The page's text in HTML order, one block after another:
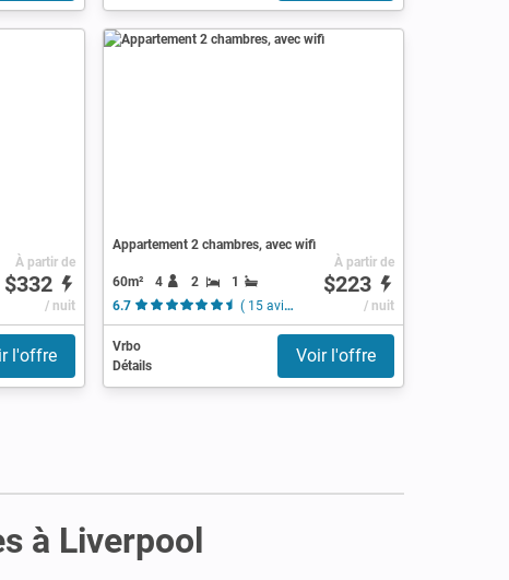
À partir de
$332
/ nuit
l'offre
Appartement 2 chambres, avec wifi
60m² 4 2
1
6.7
( 15 avis )
À partir de
$223
/ nuit
Vrbo
Détails
Voir l'offre
à Liverpool